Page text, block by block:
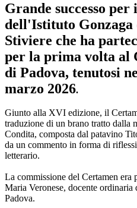
Grande successo
dell'Istituto Gonzaga
Stiviere che ha
per la prima volta al
di Padova, tenutosi
marzo 2026.
Giunto alla XVI edizione, il
traduzione di un brano tratto dalla
Condita, composta dal patavino
da un commento in forma di
letterario.
La commissione del Certamen era
Maria Veronese, docente
Padova.